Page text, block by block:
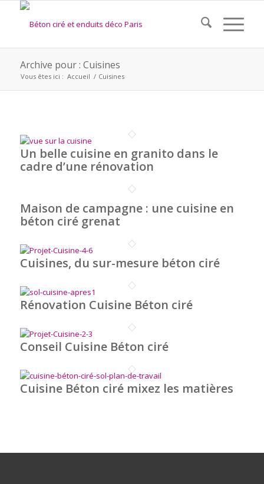
Archive pour : Cuisines
Vous êtes ici : Accueil / Cuisines
Un belle cuisine en granito dans le
cadre d’une rénovation
Maison de campagne : une cuisine en
béton ciré grenat
Cuisines, du sur-mesure béton ciré
Rénovation Cuisine Béton ciré
Conseil Cuisine Béton ciré
Cuisine Béton ciré mixez les matières